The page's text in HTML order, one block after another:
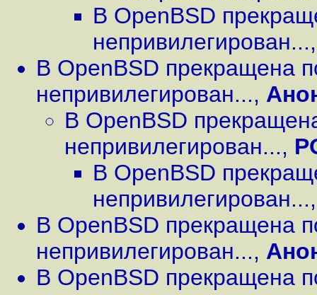
В OpenBSD
непривилегирован...
В OpenBSD прекращена
непривилегирован...,
В OpenBSD
непривилегирован...,
В OpenBSD
непривилегирован...
В OpenBSD прекращена
непривилегирован...,
В OpenBSD прекращена